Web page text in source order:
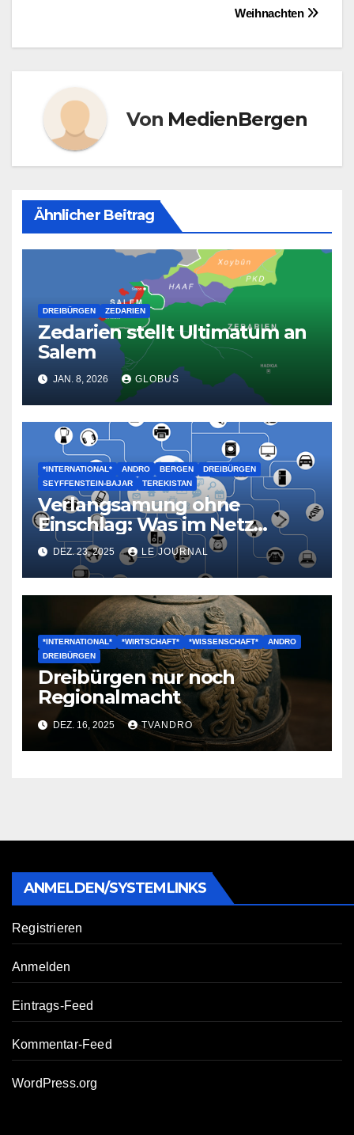
Weihnachten
Von MedienBergen
Ähnlicher Beitrag
DREIBÜRGEN ZEDARIEN
Zedarien stellt Ultimatum an
Salem
JAN. 8, 2026 GLOBUS
*INTERNATIONAL* ANDRO BERGEN
DREIBÜRGEN
SEYFFENSTEIN-BAJAR
TEREKISTAN
Verlangsamung ohne
Einschlag: Was im Netz
geschieht
DEZ. 23, 2025 LE JOURNAL
*INTERNATIONAL* *WIRTSCHAFT* *WISSENSCHAFT*
ANDRO
DREIBÜRGEN
Dreibürgen nur noch
Regionalmacht
DEZ. 16, 2025 TVANDRO
ANMELDEN/SYSTEMLINKS
Registrieren
Anmelden
Eintrags-Feed
Kommentar-Feed
WordPress.org